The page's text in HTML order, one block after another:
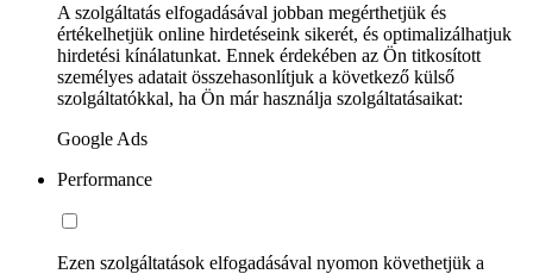
A szolgáltatás elfogadásával jobban megérthetjük és
értékelhetjük online hirdetéseink sikerét, és optimalizálhatjuk
hirdetési kínálatunkat. Ennek érdekében az Ön titkosított
személyes adatait összehasonlítjuk a következő külső
szolgáltatókkal, ha Ön már használja szolgáltatásaikat:
Google Ads
Performance
Ezen szolgáltatások elfogadásával nyomon követhetjük a